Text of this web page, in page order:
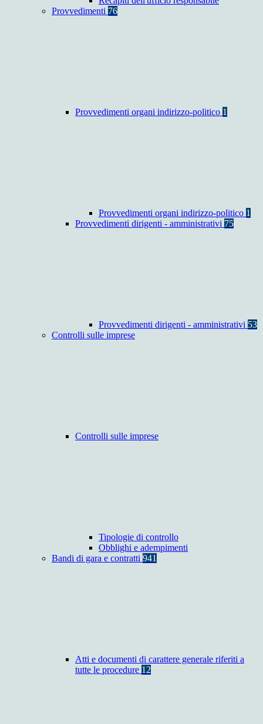
Provvedimenti 76
Provvedimenti organi indirizzo-politico 1
Provvedimenti organi indirizzo-politico 1
Provvedimenti dirigenti - amministrativi 75
Provvedimenti dirigenti - amministrativi 53
Controlli sulle imprese
Controlli sulle imprese
Tipologie di controllo
Obblighi e adempimenti
Bandi di gara e contratti 941
Atti e documenti di carattere generale riferiti a
tutte le procedure 12